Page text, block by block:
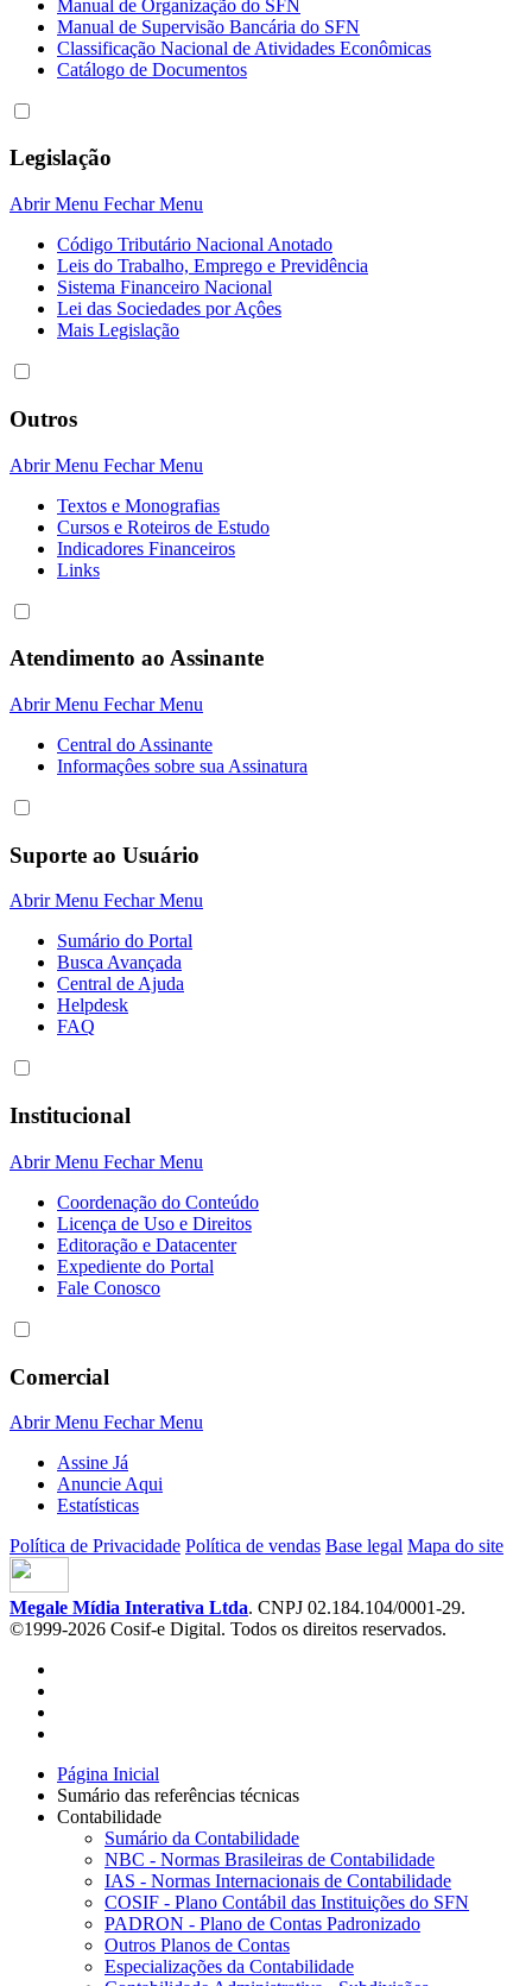
Manual de Organização do SFN
Manual de Supervisão Bancária do SFN
Classificação Nacional de Atividades Econômicas
Catálogo de Documentos
Legislação
Abrir Menu Fechar Menu
Código Tributário Nacional Anotado
Leis do Trabalho, Emprego e Previdência
Sistema Financeiro Nacional
Lei das Sociedades por Açôes
Mais Legislação
Outros
Abrir Menu Fechar Menu
Textos e Monografias
Cursos e Roteiros de Estudo
Indicadores Financeiros
Links
Atendimento ao Assinante
Abrir Menu Fechar Menu
Central do Assinante
Informaçôes sobre sua Assinatura
Suporte ao Usuário
Abrir Menu Fechar Menu
Sumário do Portal
Busca Avançada
Central de Ajuda
Helpdesk
FAQ
Institucional
Abrir Menu Fechar Menu
Coordenação do Conteúdo
Licença de Uso e Direitos
Editoração e Datacenter
Expediente do Portal
Fale Conosco
Comercial
Abrir Menu Fechar Menu
Assine Já
Anuncie Aqui
Estatísticas
Política de Privacidade Política de vendas Base legal Mapa do site
Megale Mídia Interativa Ltda. CNPJ 02.184.104/0001-29.
©1999-2026 Cosif-e Digital. Todos os direitos reservados.
Página Inicial
Sumário das referências técnicas
Contabilidade
Sumário da Contabilidade
NBC - Normas Brasileiras de Contabilidade
IAS - Normas Internacionais de Contabilidade
COSIF - Plano Contábil das Instituições do SFN
PADRON - Plano de Contas Padronizado
Outros Planos de Contas
Especializações da Contabilidade